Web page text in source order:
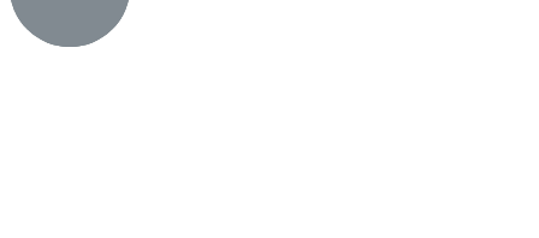
Понедельник: